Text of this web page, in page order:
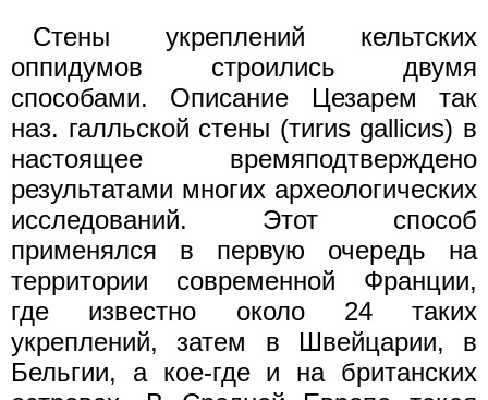
Стены укреплений кельтских
оппидумов строились двумя
способами. Описание Цезарем так
наз. галльской стены (тиrиs gаlliсиs) в
настоящее времяподтверждено
результатами многих археологических
исследований. Этот способ
применялся в первую очередь на
территории современной Франции,
где известно около 24 таких
укреплений, затем в Швейцарии, в
Бельгии, а кое-где и на британских